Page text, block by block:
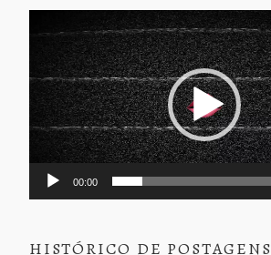
de
vídeo
00:00
HISTÓRICO DE POSTAGENS